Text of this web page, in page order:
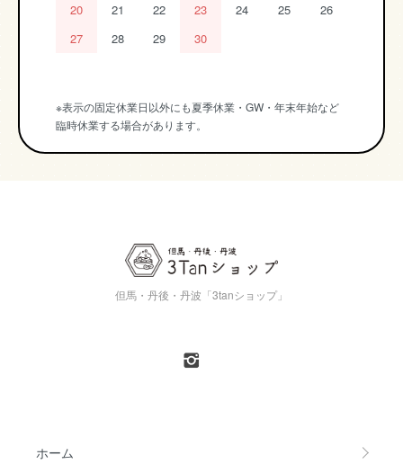
20
21 22 23 24 25
26
27
28 29 30
※表示の固定休業日以外にも夏季休業・GW・年末年始など
臨時休業する場合があります。
但馬・丹後・丹波「3tanショップ」
ホーム